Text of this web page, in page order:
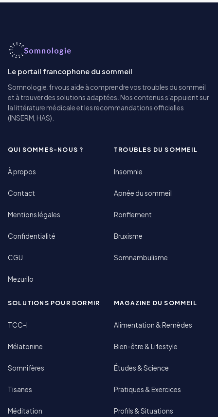
Le portail francophone du sommeil
Somnologie.fr vous aide à comprendre vos troubles du sommeil
et à trouver des solutions adaptées. Nos contenus s’appuient sur
la littérature médicale et les recommandations officielles
(INSERM, HAS).
QUI SOMMES-NOUS ?
À propos
Contact
Mentions légales
Confidentialité
CGU
Mezurilo
TROUBLES DU SOMMEIL
Insomnie
Apnée du sommeil
Ronflement
Bruxisme
Somnambulisme
SOLUTIONS POUR DORMIR
TCC-I
Mélatonine
Somnifères
Tisanes
Méditation
MAGAZINE DU SOMMEIL
Alimentation & Remèdes
Bien-être & Lifestyle
Études & Science
Pratiques & Exercices
Profils & Situations